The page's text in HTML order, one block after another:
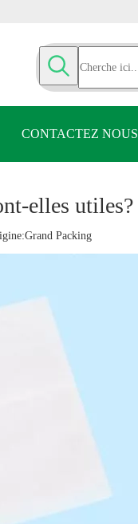
CONTACTEZ NOUS
elles utiles?
Grand Packing